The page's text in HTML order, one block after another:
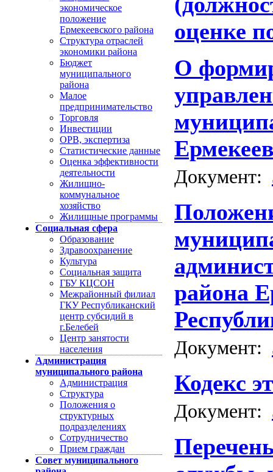
экономическое
положение
Ермекеевского района
Структура отраслей
экономики района
Бюджет
муниципального
района
Малое
предпринимательство
Торговля
Инвестиции
ОРВ, экспертиза
Статистические данные
Оценка эффективности
деятельности
Жилищно-
коммунальное
хозяйство
Жилищные программы
Социальная сфера
Образование
Здравоохранение
Культура
Социальная защита
ГБУ КЦСОН
Межрайонный филиал
ГКУ Республиканский
центр субсидий в
г.Белебей
Центр занятости
населения
Администрация
муниципального района
Администрация
Структура
Положения о
структурных
подразделениях
Сотрудничество
Прием граждан
Совет муниципального
оценке
О
Документ:
района
Документ:
Кодекс
Документ: